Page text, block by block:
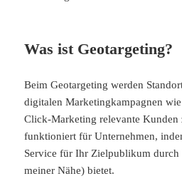
Was ist Geotargeting?
Beim Geotargeting werden
digitalen Marketingkampagnen
Click-Marketing relevante Kunden
funktioniert für Unternehmen,
Service für Ihr Zielpublikum durch
meiner Nähe) bietet.